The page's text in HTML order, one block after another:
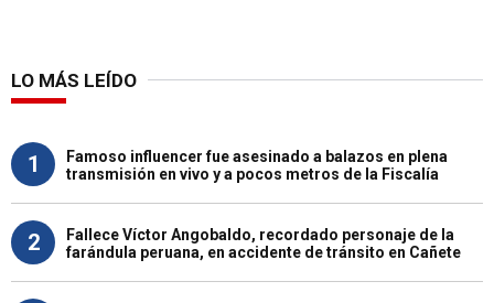
LO MÁS LEÍDO
1
Famoso influencer fue asesinado a balazos en plena
transmisión en vivo y a pocos metros de la Fiscalía
2
Fallece Víctor Angobaldo, recordado personaje de la
farándula peruana, en accidente de tránsito en Cañete